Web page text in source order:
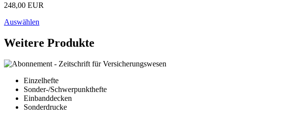
248,00 EUR
Auswählen
Weitere Produkte
Einzelhefte
Sonder-/Schwerpunkthefte
Einbanddecken
Sonderdrucke